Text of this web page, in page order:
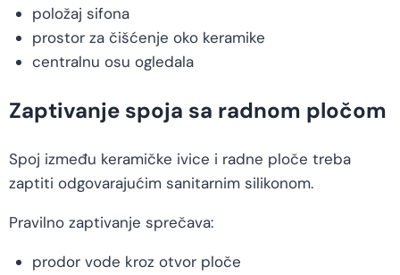
položaj sifona
prostor za čišćenje oko keramike
centralnu osu ogledala
Zaptivanje spoja sa radnom pločom
Spoj između keramičke ivice i radne ploče treba
zaptiti odgovarajućim sanitarnim silikonom.
Pravilno zaptivanje sprečava:
prodor vode kroz otvor ploče